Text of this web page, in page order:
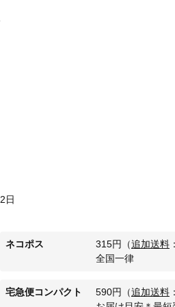
2日
ネコポス 315円 （追加送料 ：
全国一律
宅急便コンパクト 590円 （追加送料 ：